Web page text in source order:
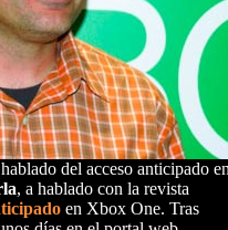
del acceso anticipado
, a hablado con la revista
en Xbox One. Tras